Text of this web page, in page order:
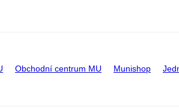
Obchodní centrum MU Munishop